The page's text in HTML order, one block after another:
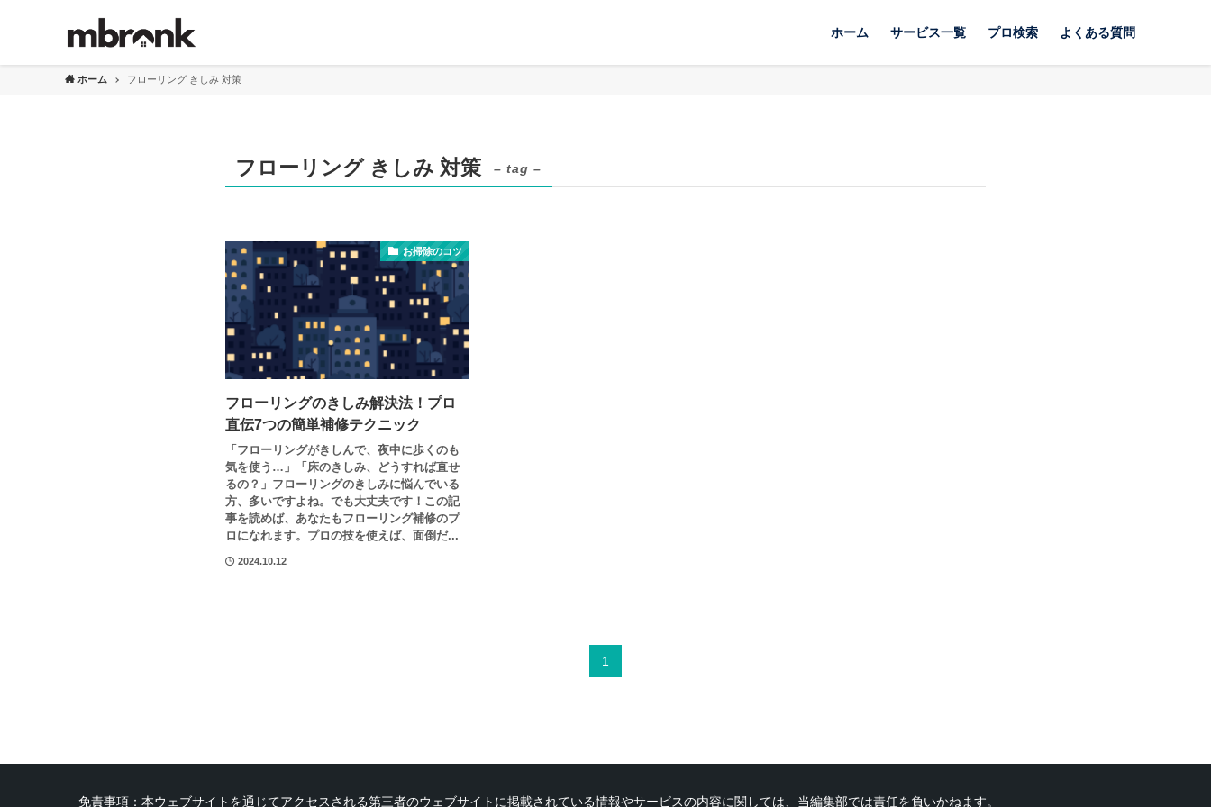
ホーム サービス一覧 プロ検索 よくある質問
ホーム フローリング きしみ 対策
フローリング きしみ 対策 – tag –
お掃除のコツ
フローリングのきしみ解決法！プロ
直伝7つの簡単補修テクニック
「フローリングがきしんで、夜中に歩くのも
気を使う…」「床のきしみ、どうすれば直せ
るの？」フローリングのきしみに悩んでいる
方、多いですよね。でも大丈夫です！この記
事を読めば、あなたもフローリング補修のプ
ロになれます。プロの技を使えば、面倒だ...
2024.10.12
1
免責事項：本ウェブサイトを通じてアクセスされる第三者のウェブサイトに掲載されている情報やサービスの内容に関しては、当編集部では責任を負いかねます。